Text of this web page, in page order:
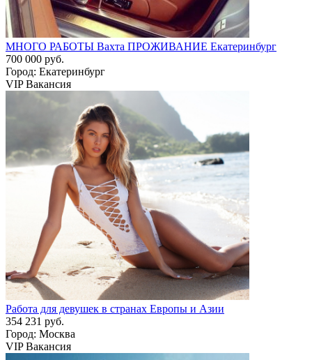
МНОГО РАБОТЫ Вахта ПРОЖИВАНИЕ Екатеринбург
700 000 руб.
Город: Екатеринбург
VIP Вакансия
Работа для девушек в странах Европы и Азии
354 231 руб.
Город: Москва
VIP Вакансия